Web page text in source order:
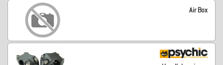
Air Box